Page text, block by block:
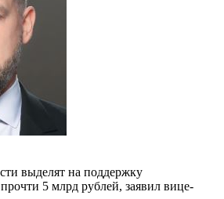
выделят на поддержку
5 млрд рублей, заявил вице-